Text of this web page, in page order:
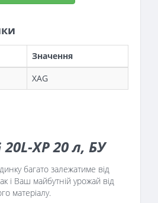
Значення
XAG
20L-XP 20 л, БУ
багато залежатиме від
і Ваш майбутній урожай від
матеріалу.